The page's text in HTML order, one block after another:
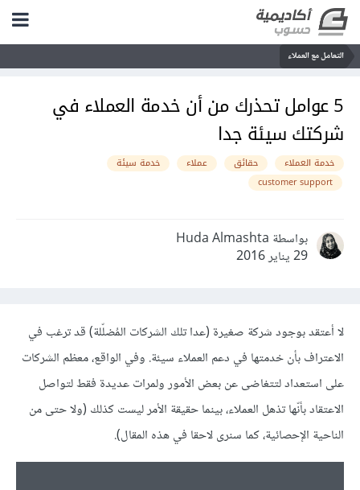
التعامل مع العملاء
5 عوامل تحذرك من أن خدمة العملاء في
شركتك سيئة جدا
خدمة العملاء حقائق عملاء
خدمة سيئة
customer support
بواسطة Huda Almashta
29 يناير 2016
لا أعتقد بوجود شركة صغيرة (عدا تلك الشركات المُضلّلة) قد ترغب في
الاعتراف بأن خدمتها في دعم العملاء سيئة. وفي الواقع، معظم الشركات
على استعداد لتتغاضى عن بعض الأمور ولمرات عديدة فقط لتواصل
الاعتقاد بأنّها تذهل العملاء، بينما حقيقة الأمر ليست كذلك (ولا حتى من
الناحية الإحصائية، كما سنرى لاحقا في هذه المقال).